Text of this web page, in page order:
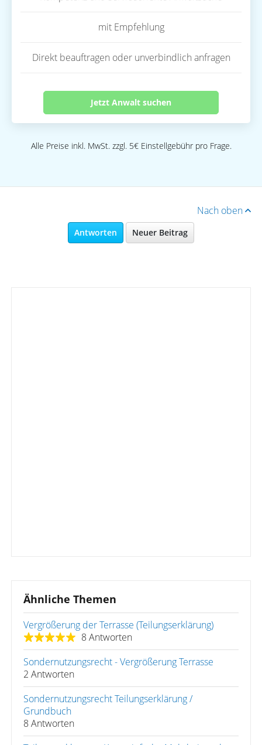
mit Empfehlung
Direkt beauftragen oder unverbindlich anfragen
Jetzt Anwalt suchen
Alle Preise inkl. MwSt. zzgl. 5€ Einstellgebühr pro Frage.
Nach oben
Antworten Neuer Beitrag
Ähnliche Themen
Vergrößerung der Terrasse (Teilungserklärung)
8 Antworten
Sondernutzungsrecht - Vergrößerung Terrasse
2 Antworten
Sondernutzungsrecht Teilungserklärung /
Grundbuch
8 Antworten